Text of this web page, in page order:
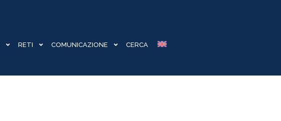
RETI COMUNICAZIONE CERCA